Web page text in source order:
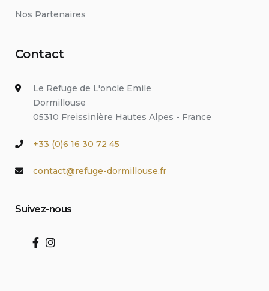
Nos Partenaires
Contact
Le Refuge de L'oncle Emile
Dormillouse
05310 Freissinière Hautes Alpes - France
+33 (0)6 16 30 72 45
contact@refuge-dormillouse.fr
Suivez-nous